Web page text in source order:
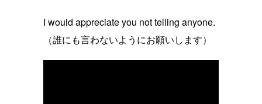
I would appreciate you not telling anyone.
（誰にも言わないようにお願いします）